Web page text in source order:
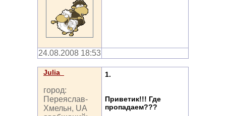
24.08.2008 18:53
Julia_
город:
Переяслав-
Хмельн, UA
1.
Приветик!!! Где
пропадаем???